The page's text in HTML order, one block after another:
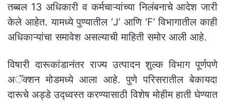
तब्बल 13 अधिकारी व कर्मचाऱ्यांच्या निलंबनाचे आदेश जारी
केले आहेत. यामध्ये पुण्यातील ‘J’ आणि ‘F’ विभागातील काही
अधिकाऱ्यांचा समावेश असल्याची माहिती समोर आली आहे.
विषारी दारूकांडानंतर राज्य उत्पादन शुल्क विभाग पूर्णपणे
अॅक्शन मोडमध्ये आला आहे. पुणे परिसरातील बेकायदा
दारूचे अड्डे उद्ध्वस्त करण्यासाठी विशेष मोहीम हाती घेण्यात